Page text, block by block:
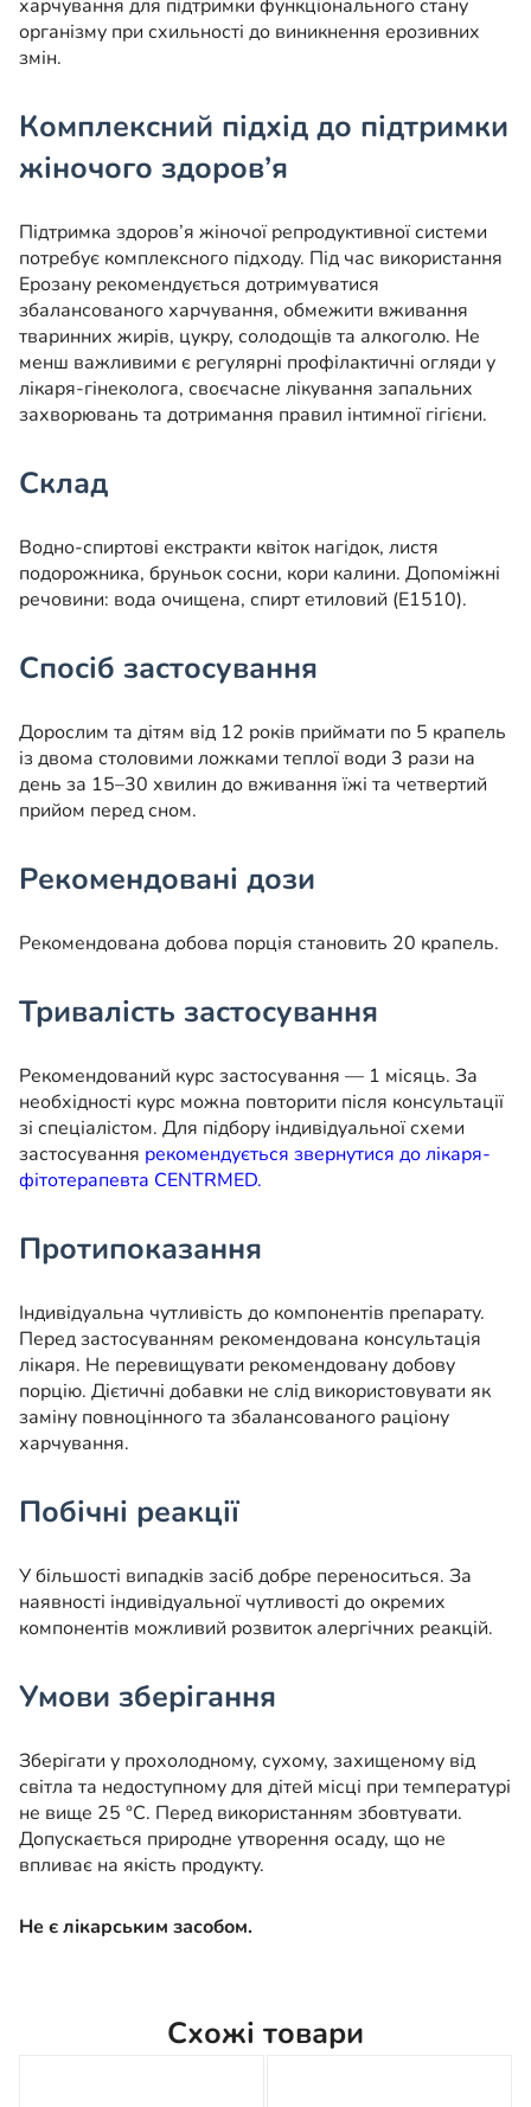
харчування для підтримки функціонального стану
організму при схильності до виникнення ерозивних
змін.
Комплексний підхід до підтримки
жіночого здоров’я
Підтримка здоров’я жіночої репродуктивної системи
потребує комплексного підходу. Під час використання
Ерозану рекомендується дотримуватися
збалансованого харчування, обмежити вживання
тваринних жирів, цукру, солодощів та алкоголю. Не
менш важливими є регулярні профілактичні огляди у
лікаря-гінеколога, своєчасне лікування запальних
захворювань та дотримання правил інтимної гігієни.
Склад
Водно-спиртові екстракти квіток нагідок, листя
подорожника, бруньок сосни, кори калини. Допоміжні
речовини: вода очищена, спирт етиловий (Е1510).
Спосіб застосування
Дорослим та дітям від 12 років приймати по 5 крапель
із двома столовими ложками теплої води 3 рази на
день за 15–30 хвилин до вживання їжі та четвертий
прийом перед сном.
Рекомендовані дози
Рекомендована добова порція становить 20 крапель.
Тривалість застосування
Рекомендований курс застосування — 1 місяць. За
необхідності курс можна повторити після консультації
зі спеціалістом. Для підбору індивідуальної схеми
застосування рекомендується звернутися до лікаря-
фітотерапевта CENTRMED.
Протипоказання
Індивідуальна чутливість до компонентів препарату.
Перед застосуванням рекомендована консультація
лікаря. Не перевищувати рекомендовану добову
порцію. Дієтичні добавки не слід використовувати як
заміну повноцінного та збалансованого раціону
харчування.
Побічні реакції
У більшості випадків засіб добре переноситься. За
наявності індивідуальної чутливості до окремих
компонентів можливий розвиток алергічних реакцій.
Умови зберігання
Зберігати у прохолодному, сухому, захищеному від
світла та недоступному для дітей місці при температурі
не вище 25 °C. Перед використанням збовтувати.
Допускається природне утворення осаду, що не
впливає на якість продукту.
Не є лікарським засобом.
Схожі товари